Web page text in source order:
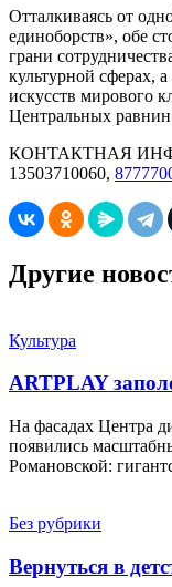
Отталкиваясь от
единоборств», обе
грани
культурной сферах,
искусств мирового
Центральных
КОНТАКТНАЯ
13503710060,
Другие
Культура
ARTPLAY
На фасадах Центра
появились
Романовской:
Без рубрики
Вернуться в